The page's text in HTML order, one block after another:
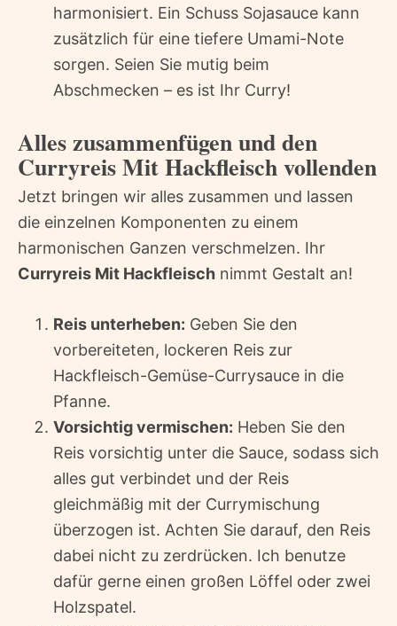
harmonisiert. Ein Schuss Sojasauce kann
zusätzlich für eine tiefere Umami-Note
sorgen. Seien Sie mutig beim
Abschmecken – es ist Ihr Curry!
Alles zusammenfügen und den
Curryreis Mit Hackfleisch vollenden
Jetzt bringen wir alles zusammen und lassen
die einzelnen Komponenten zu einem
harmonischen Ganzen verschmelzen. Ihr
Curryreis Mit Hackfleisch nimmt Gestalt an!
Reis unterheben: Geben Sie den
vorbereiteten, lockeren Reis zur
Hackfleisch-Gemüse-Currysauce in die
Pfanne.
Vorsichtig vermischen: Heben Sie den
Reis vorsichtig unter die Sauce, sodass sich
alles gut verbindet und der Reis
gleichmäßig mit der Currymischung
überzogen ist. Achten Sie darauf, den Reis
dabei nicht zu zerdrücken. Ich benutze
dafür gerne einen großen Löffel oder zwei
Holzspatel.